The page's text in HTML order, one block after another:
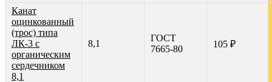
Канат
оцинкованный
(трос) типа
ЛК-3 с
органическим
сердечником
8,1
8,1
ГОСТ
7665-80
105 ₽